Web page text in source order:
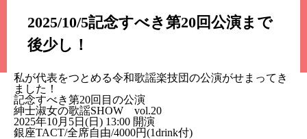
2025/10/5記念すべき第20回公演まで
後少し！
私が代表をつとめる令和歌謡楽技団の公演がせまってき
ました！
記念すべき第20回目の公演
紳士淑女の歌謡SHOW vol.20
2025年10月5日(日) 13:00 開演
銀座TACT/全席自由/4000円(1drink付)